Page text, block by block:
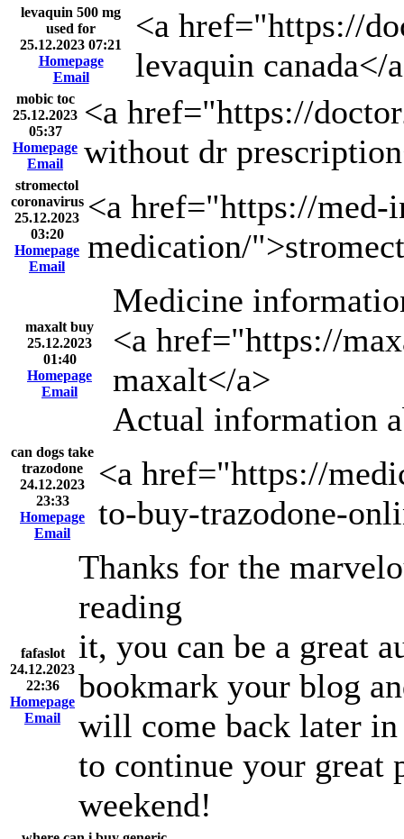
levaquin 500 mg
used for
25.12.2023 07:21
Homepage
Email
<a href="https://
levaquin canada</
mobic toc
25.12.2023
05:37
Homepage
Email
<a href="https://
without dr
stromectol
coronavirus
25.12.2023
03:20
Homepage
Email
<a href="https://med-
medication/
maxalt buy
25.12.2023
01:40
Homepage
Email
Medicine
<a href="https://
maxalt</a>
Actual information
can dogs take
trazodone
24.12.2023
23:33
Homepage
Email
<a href="https://
to-buy-trazodone-
fafaslot
24.12.2023
22:36
Homepage
Email
Thanks for the
reading
it, you can be a great
bookmark your blog
will come back later
to continue your great
weekend!